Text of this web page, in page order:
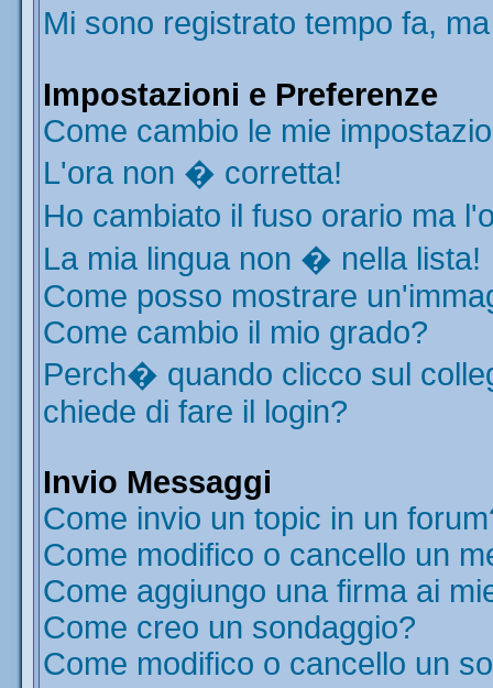
Mi sono registrato tempo fa,
Impostazioni e Preferenze
Come cambio le mie
L'ora non � corretta!
Ho cambiato il fuso orario ma
La mia lingua non � nella lista!
Come posso mostrare
Come cambio il mio grado?
Perch� quando clicco sul
chiede di fare il login?
Invio Messaggi
Come invio un topic in un
Come modifico o cancello un
Come aggiungo una firma ai
Come creo un sondaggio?
Come modifico o cancello un